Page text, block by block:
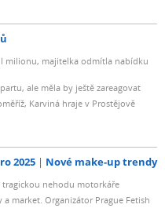
milionu, majitelka odmítla nabídku
ale měla by ještě zareagovat
Karviná hraje v Prostějově
2025 Nové make-up trendy
tragickou nehodu motorkáře
market. Organizátor Prague Fetish